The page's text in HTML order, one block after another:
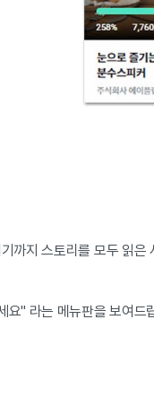
까지 스토리를 모두 읽은
요" 라는 메뉴판을 보여드